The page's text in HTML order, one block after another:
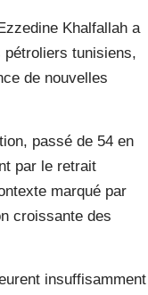
Khalfallah a
tunisiens,
de nouvelles
passé de 54 en
par le retrait
marqué par
croissante des
insuffisamment